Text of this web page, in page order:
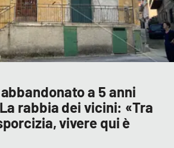
a 5 anni
rabbia dei vicini: «Tra
vivere qui è